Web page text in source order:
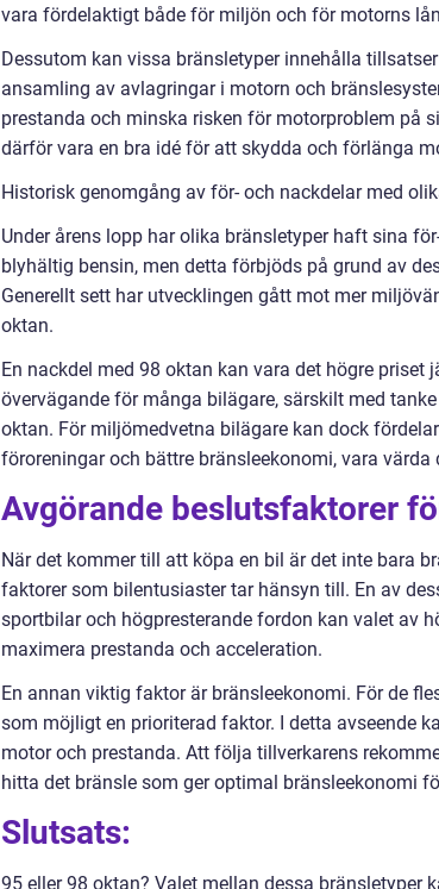
vara fördelaktigt både för miljön och för motorns
Dessutom kan vissa bränsletyper innehålla
ansamling av avlagringar i motorn och
prestanda och minska risken för motorproblem på
därför vara en bra idé för att skydda och förlänga
Historisk genomgång av för- och nackdelar med
Under årens lopp har olika bränsletyper haft sina
blyhältig bensin, men detta förbjöds på grund av
Generellt sett har utvecklingen gått mot mer
oktan.
En nackdel med 98 oktan kan vara det högre
övervägande för många bilägare, särskilt med
oktan. För miljömedvetna bilägare kan dock
föroreningar och bättre bränsleekonomi, vara värda
Avgörande beslutsfaktorer
När det kommer till att köpa en bil är det inte bara
faktorer som bilentusiaster tar hänsyn till. En av
sportbilar och högpresterande fordon kan valet av
maximera prestanda och acceleration.
En annan viktig faktor är bränsleekonomi. För de
som möjligt en prioriterad faktor. I detta avseende
motor och prestanda. Att följa tillverkarens
hitta det bränsle som ger optimal bränsleekonomi
Slutsats:
95 eller 98 oktan? Valet mellan dessa bränsletyper